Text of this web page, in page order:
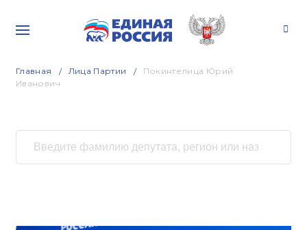
Главная Лица Партии
Покинтелица Юрий
Иванович